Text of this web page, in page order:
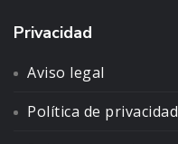
Privacidad
Aviso legal
Política de privacidad